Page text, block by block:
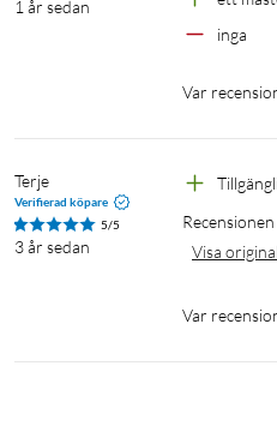
1 år sedan
inga
Var
Terje
Verifierad köpare
5/5
3 år sedan
Visa original
Var